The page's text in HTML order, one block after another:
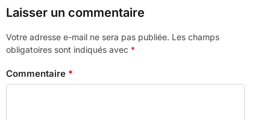
Laisser un commentaire
Votre adresse e-mail ne sera pas publiée. Les champs
obligatoires sont indiqués avec *
Commentaire *